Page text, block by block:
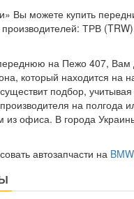
Вы можете купить
производителей: ТРВ
на Пежо 407,
который находится на
подбор,
на полгода
из офиса. В города
автозапчасти на